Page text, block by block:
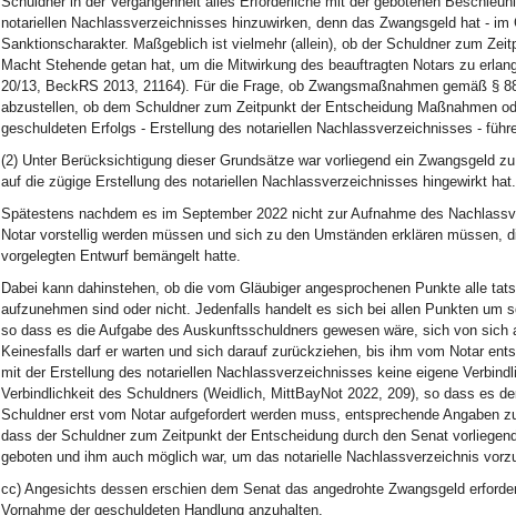
notariellen Nachlassverzeichnisses hinzuwirken, denn das Zwangsgeld hat -
Sanktionscharakter. Maßgeblich ist vielmehr (allein), ob der Schuldner zum
Macht Stehende getan hat, um die Mitwirkung des beauftragten Notars zu
20/13, BeckRS 2013, 21164). Für die Frage, ob Zwangsmaßnahmen gemäß §
abzustellen, ob dem Schuldner zum Zeitpunkt der Entscheidung Maßnahmen
geschuldeten Erfolgs - Erstellung des notariellen Nachlassverzeichnisses -
(2) Unter Berücksichtigung dieser Grundsätze war vorliegend ein Zwangsgeld
auf die zügige Erstellung des notariellen Nachlassverzeichnisses hingewirkt hat.
Spätestens nachdem es im September 2022 nicht zur Aufnahme des
Notar vorstellig werden müssen und sich zu den Umständen erklären müssen,
vorgelegten Entwurf bemängelt hatte.
Dabei kann dahinstehen, ob die vom Gläubiger angesprochenen Punkte alle
aufzunehmen sind oder nicht. Jedenfalls handelt es sich bei allen Punkten um
so dass es die Aufgabe des Auskunftsschuldners gewesen wäre, sich von
Keinesfalls darf er warten und sich darauf zurückziehen, bis ihm vom Notar
mit der Erstellung des notariellen Nachlassverzeichnisses keine eigene
Verbindlichkeit des Schuldners (Weidlich, MittBayNot 2022, 209), so dass es
Schuldner erst vom Notar aufgefordert werden muss, entsprechende Angaben
dass der Schuldner zum Zeitpunkt der Entscheidung durch den Senat
geboten und ihm auch möglich war, um das notarielle Nachlassverzeichnis
cc) Angesichts dessen erschien dem Senat das angedrohte Zwangsgeld
Vornahme der geschuldeten Handlung anzuhalten.